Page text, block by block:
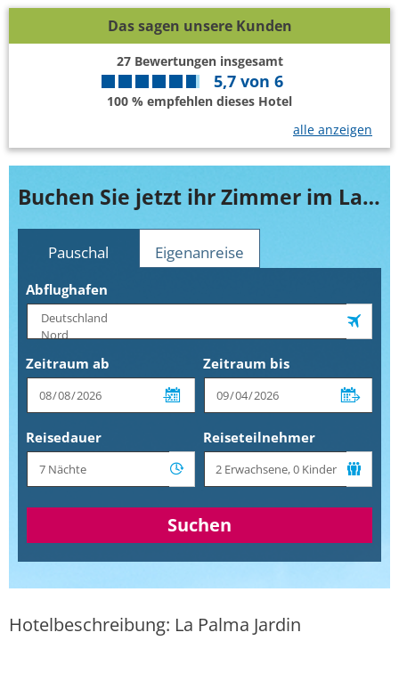
Das sagen unsere Kunden
27Bewertungen insgesamt
5,7 von 6
100 % empfehlen dieses Hotel
alle anzeigen
Buchen Sie jetzt ihr Zimmer im La Palma Jardin
Pauschal Eigenanreise
Abflughafen
Zeitraum ab Zeitraum bis
Reisedauer Reiseteilnehmer
Suchen
Hotelbeschreibung: La Palma Jardin